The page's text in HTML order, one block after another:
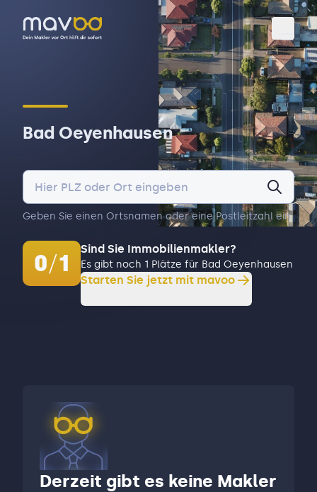
Bad Oeyenhausen
Geben Sie einen Ortsnamen oder eine Postleitzahl ein.
0/1
Sind Sie Immobilienmakler?
Es gibt noch 1 Plätze für Bad Oeyenhausen
Starten Sie jetzt mit mavoo
Derzeit gibt es keine Makler